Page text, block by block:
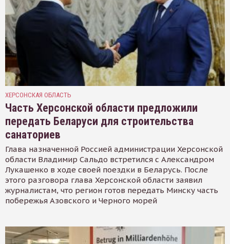
ХЕРСОНСКАЯ ОБЛАСТЬ
Часть Херсонской области предложили
передать Беларуси для строительства
санаториев
Глава назначенной Россией администрации Херсонской
области Владимир Сальдо встретился с Александром
Лукашенко в ходе своей поездки в Беларусь. После
этого разговора глава Херсонской области заявил
журналистам, что регион готов передать Минску часть
побережья Азовского и Черного морей